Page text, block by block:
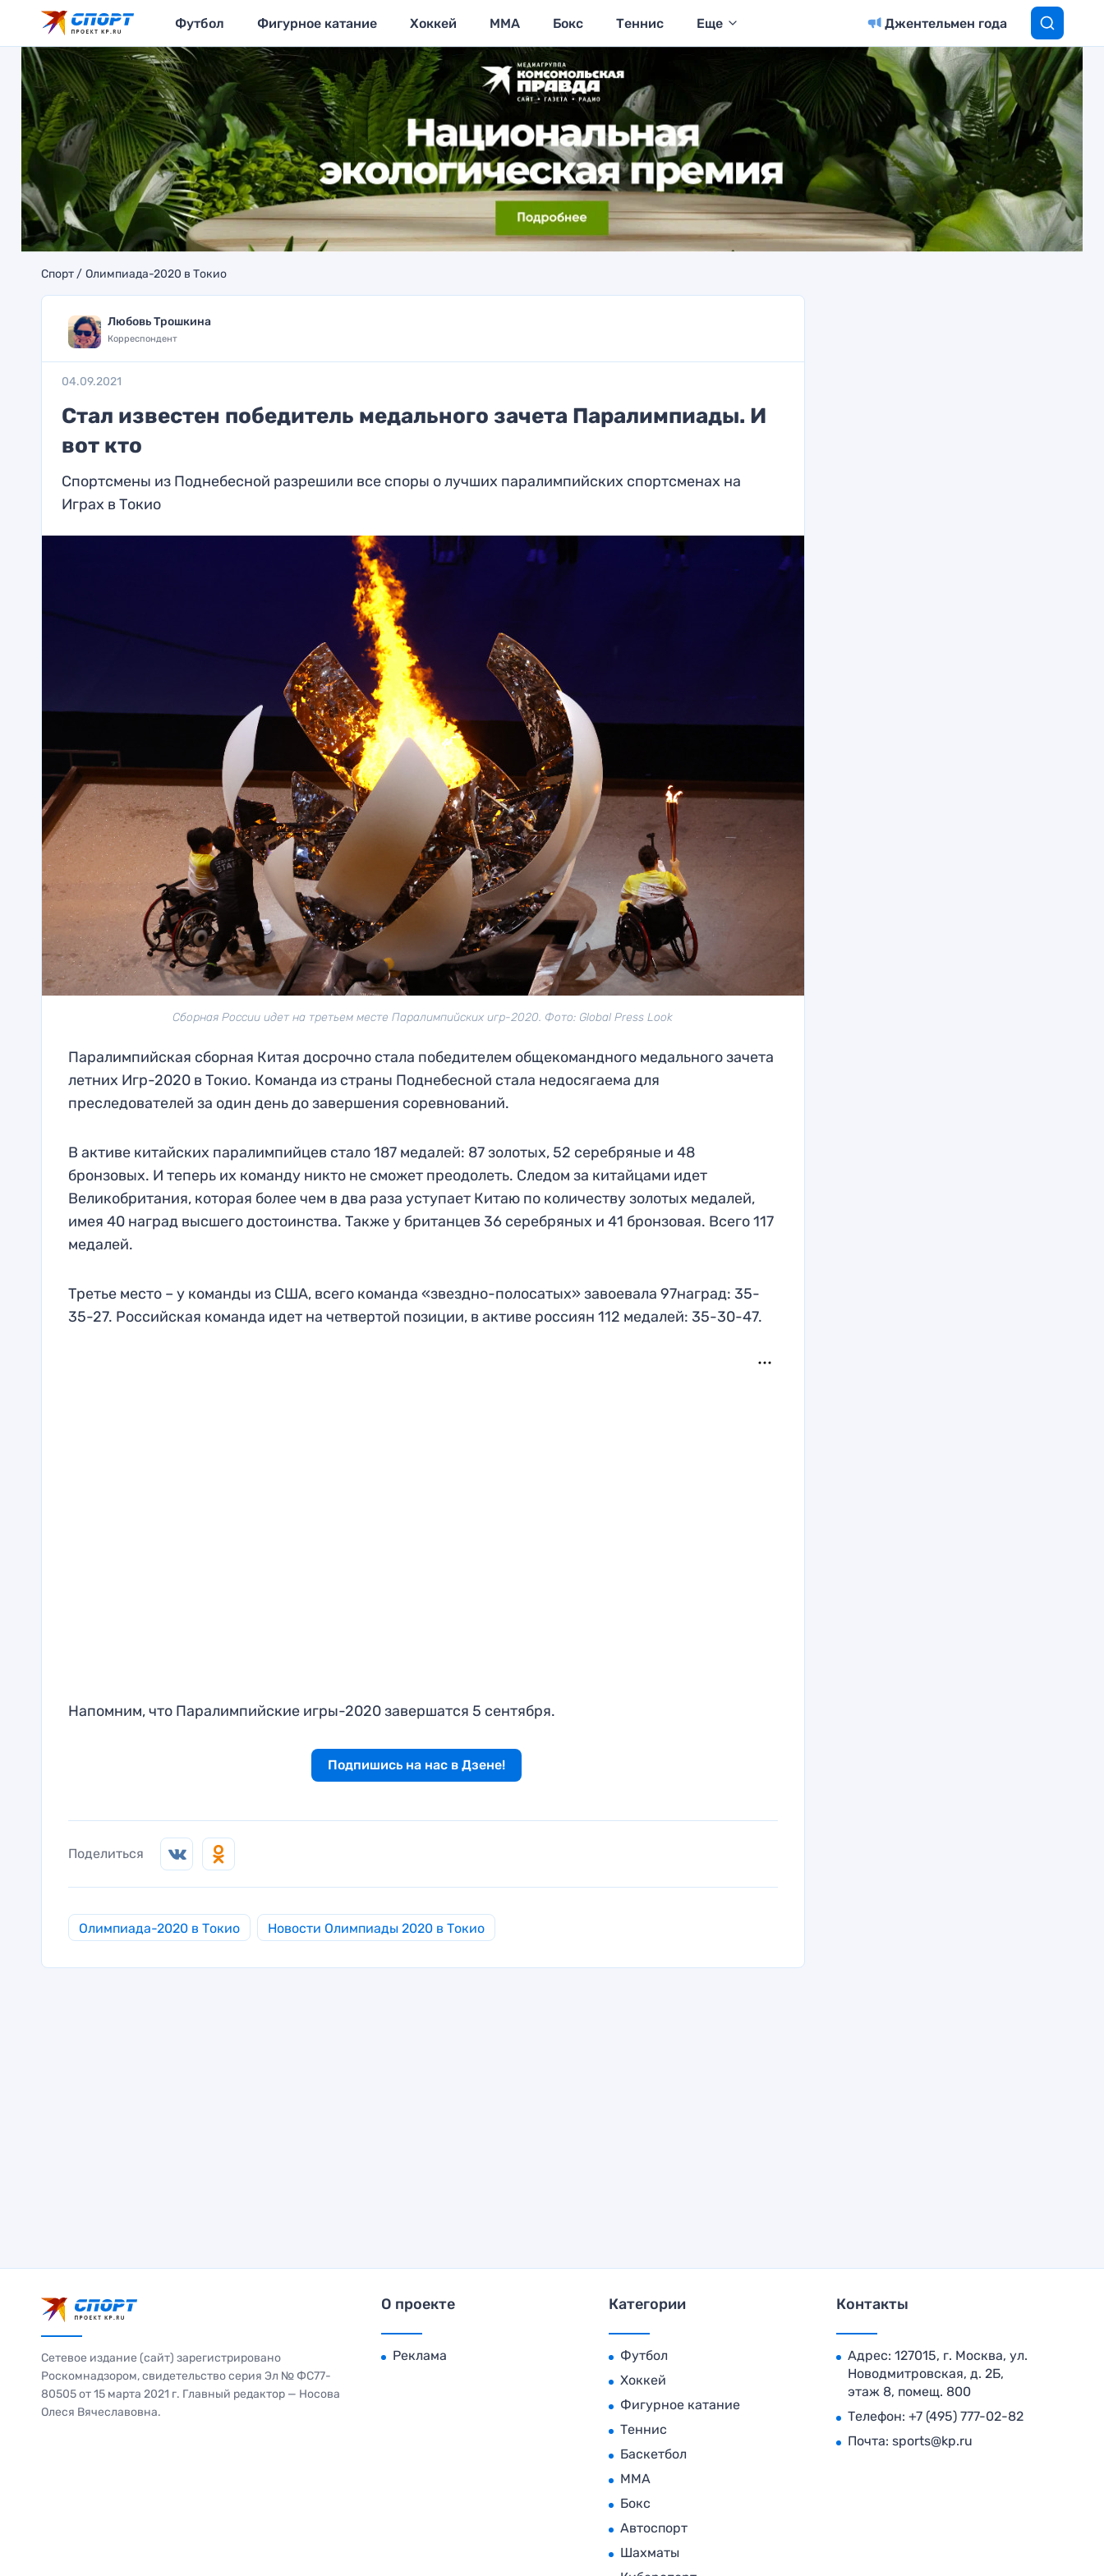
Футбол Фигурное катание Хоккей MMA Бокс Теннис Еще Джентельмен года
Спорт Олимпиада-2020 в Токио
Любовь Трошкина
Корреспондент
04.09.2021
Стал известен победитель медального зачета Паралимпиады. И
вот кто
Спортсмены из Поднебесной разрешили все споры о лучших паралимпийских спортсменах на
Играх в Токио
Сборная России идет на третьем месте Паралимпийских игр-2020. Фото: Global Press Look
Паралимпийская сборная Китая досрочно стала победителем общекомандного медального зачета
летних Игр-2020 в Токио. Команда из страны Поднебесной стала недосягаема для
преследователей за один день до завершения соревнований.
В активе китайских паралимпийцев стало 187 медалей: 87 золотых, 52 серебряные и 48
бронзовых. И теперь их команду никто не сможет преодолеть. Следом за китайцами идет
Великобритания, которая более чем в два раза уступает Китаю по количеству золотых медалей,
имея 40 наград высшего достоинства. Также у британцев 36 серебряных и 41 бронзовая. Всего 117
медалей.
Третье место – у команды из США, всего команда «звездно-полосатых» завоевала 97наград: 35-
35-27. Российская команда идет на четвертой позиции, в активе россиян 112 медалей: 35-30-47.
Напомним, что Паралимпийские игры-2020 завершатся 5 сентября.
Подпишись на нас в Дзене!
Поделиться
Олимпиада-2020 в Токио Новости Олимпиады 2020 в Токио
Сетевое издание (сайт) зарегистрировано
Роскомнадзором, свидетельство серия Эл № ФС77-
80505 от 15 марта 2021 г. Главный редактор — Носова
Олеся Вячеславовна.
О проекте
Реклама
Категории
Футбол
Хоккей
Фигурное катание
Теннис
Баскетбол
MMA
Бокс
Автоспорт
Шахматы
Контакты
Адрес: 127015, г. Москва, ул.
Новодмитровская, д. 2Б,
этаж 8, помещ. 800
Телефон: +7 (495) 777-02-82
Почта: sports@kp.ru